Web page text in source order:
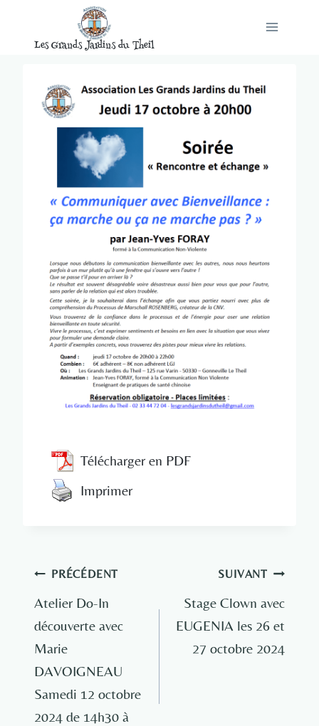
Les Grands Jardins du Theil
Télécharger en PDF
Imprimer
Navigation
de
l’article
PRÉCÉDENT
Atelier Do-In
découverte avec
Marie
DAVOIGNEAU
Samedi 12 octobre
2024 de 14h30 à
SUIVANT
Stage Clown avec
EUGENIA les 26 et
27 octobre 2024